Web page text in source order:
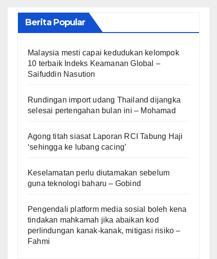
Berita Popular
Malaysia mesti capai kedudukan kelompok
10 terbaik Indeks Keamanan Global –
Saifuddin Nasution
Rundingan import udang Thailand dijangka
selesai pertengahan bulan ini – Mohamad
Agong titah siasat Laporan RCI Tabung Haji
‘sehingga ke lubang cacing’
Keselamatan perlu diutamakan sebelum
guna teknologi baharu – Gobind
Pengendali platform media sosial boleh kena
tindakan mahkamah jika abaikan kod
perlindungan kanak-kanak, mitigasi risiko –
Fahmi